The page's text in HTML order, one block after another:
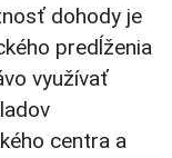
dohody je
predĺženia
využívať
centra a